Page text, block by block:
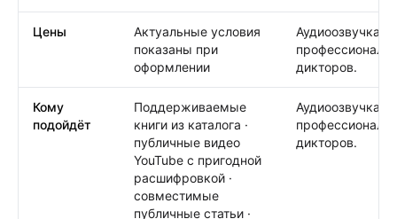
Цены
Актуальные условия
показаны при
оформлении
Аудиоозвучка от
дикторов.
Кому
подойдёт
Поддерживаемые
книги из каталога ·
публичные видео
YouTube с пригодной
расшифровкой ·
совместимые
публичные статьи ·
Аудиоозвучка от
дикторов.